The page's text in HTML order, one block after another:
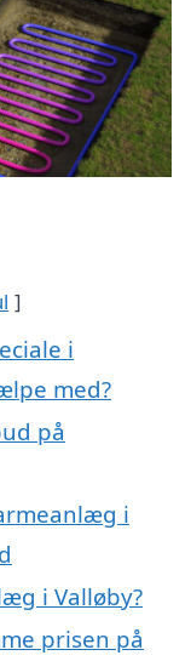
i
med?
på
i
i Valløby?
prisen på